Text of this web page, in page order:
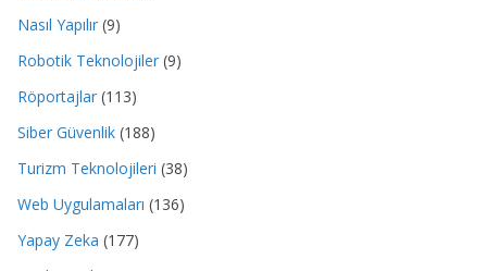
Nasıl Yapılır (9)
Robotik Teknolojiler (9)
Röportajlar (113)
Siber Güvenlik (188)
Turizm Teknolojileri (38)
Web Uygulamaları (136)
Yapay Zeka (177)